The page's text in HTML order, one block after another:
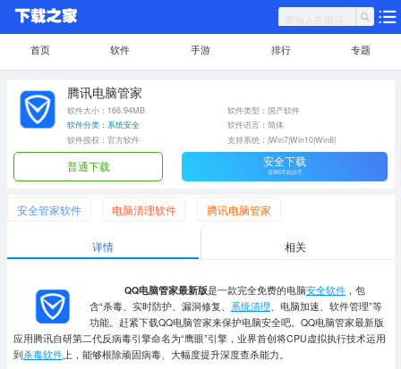
首页 软件 手游 排行 专题
腾讯电脑管家
软件大小：166.94MB
软件类型：国产软件
软件分类：系统安全
软件语言：简体
软件授权：官方软件
支持系统：|Win7|Win10|Win8|
普通下载 安全下载
需360手机助手
安全管家软件 电脑清理软件 腾讯电脑管家
详情 相关
QQ电脑管家最新版是一款完全免费的电脑安全软件 ，包
含“杀毒、实时防护、漏洞修复、 系统清理、电脑加速、软件管理”等
功能。赶紧下载QQ电脑管家来保护电脑安全吧。QQ电脑管家最新版
应用腾讯自研第二代反病毒引擎命名为“鹰眼”引擎，业界首创将CPU虚拟执行技术运用
到杀毒软件上，能够根除顽固病毒、大幅度提升深度查杀能力。